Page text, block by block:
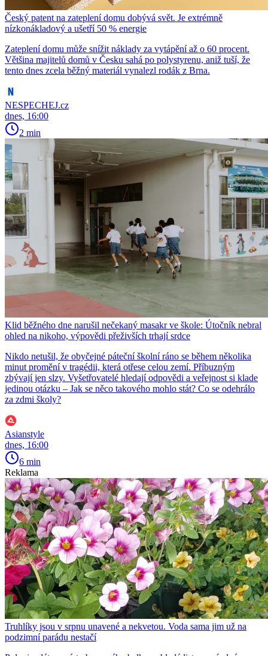
Český patent na zateplení domu dobývá svět. Je extrémně
nízkonákladový a ušetří 50 % energie
Zateplení domu může snížit náklady za vytápění až o 60 procent.
Většina majitelů domů v Česku sahá po polystyrenu, aniž tuší, že
tento dnes zcela běžný materiál vynalezl rodák z Brna.
NESPECHEJ.cz
dnes, 16:00
2 min
Klid běžného dne narušil nečekaný masakr ve škole: Útočník nebral
ohled na nikoho, výpovědi přeživších trhají srdce
Nikdo netušil, že obyčejné páteční školní ráno se během několika
minut promění v tragédii, která otřese celou zemí. Příbuzným
zbývají jen slzy. Vyšetřovatelé hledají odpovědi a veřejnost si klade
jedinou otázku – Jak se něco takového mohlo stát? Co se odehrálo
za zdmi školy?
Asianstyle
dnes, 16:00
6 min
Reklama
Truhlíky jsou v srpnu unavené a nekvetou. Voda sama jim už na
podzimní parádu nestačí